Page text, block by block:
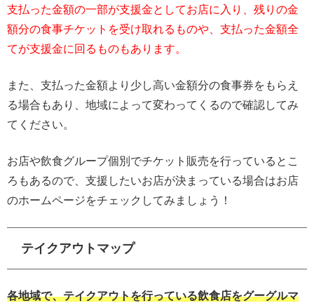
支払った金額の一部が支援金としてお店に入り、残りの金
額分の食事チケットを受け取れるものや、支払った金額全
てが支援金に回るものもあります。
また、支払った金額より少し高い金額分の食事券をもらえ
る場合もあり、地域によって変わってくるので確認してみ
てください。
お店や飲食グループ個別でチケット販売を行っているとこ
ろもあるので、支援したいお店が決まっている場合はお店
のホームページをチェックしてみましょう！
テイクアウトマップ
各地域で、テイクアウトを行っている飲食店をグーグルマ